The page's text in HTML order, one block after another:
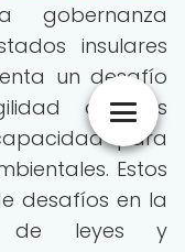
gobernanza
insulares
un desafío
de sus
para
Estos
desafíos en la
de leyes y